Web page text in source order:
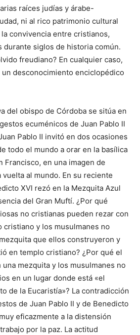
raíces judías y árabe-
ni al rico patrimonio cultural
convivencia entre cristianos,
durante siglos de historia común.
freudiano? En cualquier caso,
desconocimiento enciclopédico
del obispo de Córdoba se sitúa en
ecuménicos de Juan Pablo II
Pablo II invitó en dos ocasiones
todo el mundo a orar en la basílica
Francisco, en una imagen de
al mundo. En su reciente
XVI rezó en la Mezquita Azul
del Gran Muftí. ¿Por qué
no cristianas pueden rezar con
cristiano y los musulmanes no
que ellos construyeron y
en templo cristiano? ¿Por qué el
una mezquita y los musulmanes no
en un lugar donde está «el
de la Eucaristía»? La contradicción
de Juan Pablo II y de Benedicto
eficazmente a la distensión
por la paz. La actitud